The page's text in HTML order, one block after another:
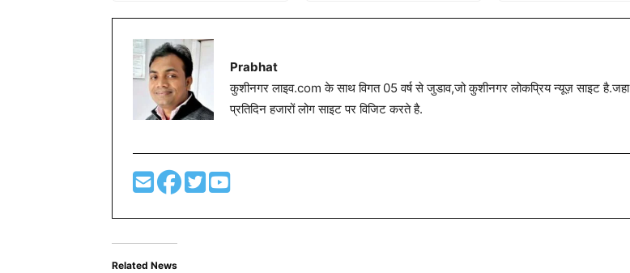
Prabhat
कुशीनगर लाइव.com के साथ विगत 05 वर्ष से जुडाव,जो कुशीनगर लोकप्रिय न्यूज़ साइट है.जहा
प्रतिदिन हजारों लोग साइट पर विजिट करते है.
Related News